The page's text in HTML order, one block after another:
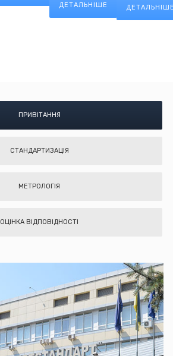
ДЕТАЛЬНІШЕ
ПРИВІТАННЯ
СТАНДАРТИЗАЦІЯ
МЕТРОЛОГІЯ
ОЦІНКА ВІДПОВІДНОСТІ